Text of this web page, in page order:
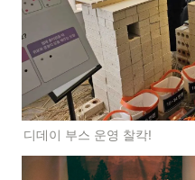
디데이 부스 운영 찰칵!